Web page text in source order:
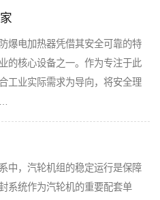
爆电加热器凭借其安全可靠的特
的核心设备之一。作为专注于此
工业实际需求为导向，将安全理
中，汽轮机组的稳定运行是保障
系统作为汽轮机的重要配套单